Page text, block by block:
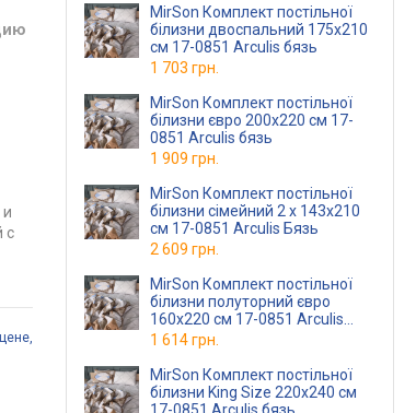
с
MirSon Комплект постільної
білизни двоспальний 175x210
см 17-0851 Arculis бязь
1 703 грн.
MirSon Комплект постільної
білизни євро 200x220 см 17-
0851 Arculis бязь
1 909 грн.
MirSon Комплект постільної
білизни сімейний 2 x 143x210
см 17-0851 Arculis Бязь
2 609 грн.
MirSon Комплект постільної
білизни полуторний євро
160x220 см 17-0851 Arculis
бязь
1 614 грн.
MirSon Комплект постільної
білизни King Size 220x240 см